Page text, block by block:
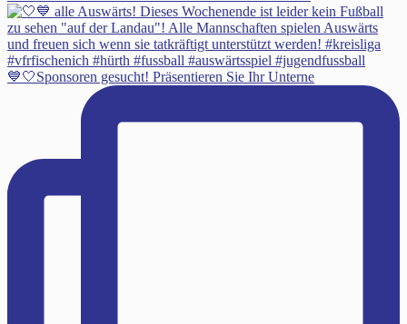
💙🤍Sponsoren gesucht! Präsentieren Sie Ihr Unterne